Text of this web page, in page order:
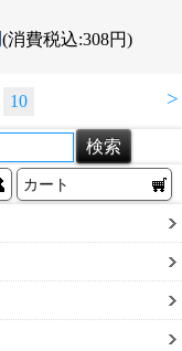
(消費税込:308円)
>
10
カート